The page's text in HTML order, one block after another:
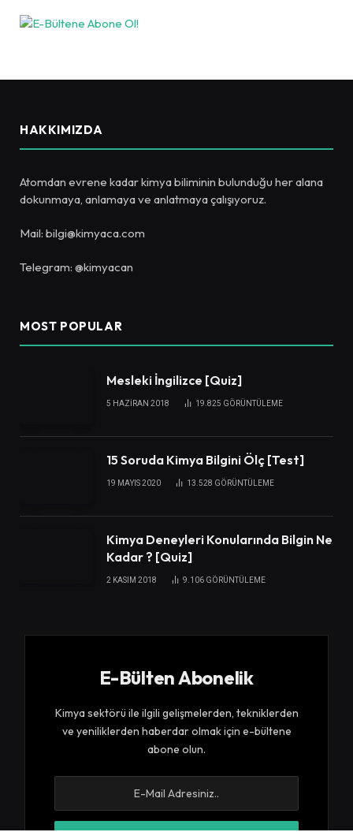
HAKKIMIZDA
Atomdan evrene kadar kimya biliminin bulunduğu her alana
dokunmaya, anlamaya ve anlatmaya çalışıyoruz.
Mail: bilgi@kimyaca.com
Telegram: @kimyacan
MOST POPULAR
Mesleki İngilizce [Quiz]
5 HAZIRAN 2018 19.825 GÖRÜNTÜLEME
15 Soruda Kimya Bilgini Ölç [Test]
19 MAYIS 2020 13.528 GÖRÜNTÜLEME
Kimya Deneyleri Konularında Bilgin Ne
Kadar ? [Quiz]
2 KASIM 2018 9.106 GÖRÜNTÜLEME
E-Bülten Abonelik
Kimya sektörü ile ilgili gelişmelerden, tekniklerden
ve yeniliklerden haberdar olmak için e-bültene
abone olun.